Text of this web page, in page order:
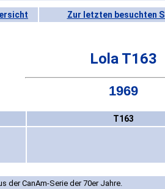
Zur letzten besuchten
Lola T163
1969
T163
der CanAm-Serie der 70er Jahre.